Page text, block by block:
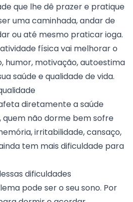
que lhe dê prazer e pratique
uma caminhada, andar de
ou até mesmo praticar ioga.
física vai melhorar o
humor, motivação, autoestima
saúde e qualidade de vida.
diretamente a saúde
quem não dorme bem sofre
irritabilidade, cansaço,
tem mais dificuldade para
dificuldades
pode ser o seu sono. Por